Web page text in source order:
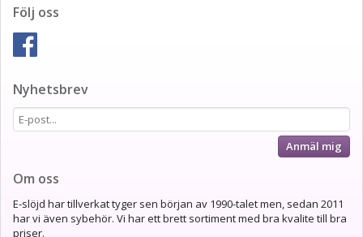
Följ oss
Nyhetsbrev
Anmäl mig
Om oss
E-slöjd har tillverkat tyger sen början av 1990-talet men, sedan 2011
har vi även sybehör. Vi har ett brett sortiment med bra kvalite till bra
priser.